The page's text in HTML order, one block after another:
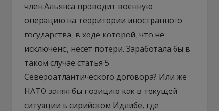
член Альянса проводит военную
операцию на территории иностранного
государства, в ходе которой, что не
исключено, несет потери. Заработала бы в
таком случае статья 5
Североатлантического договора? Или же
НАТО занял бы позицию как в текущей
ситуации в сирийском Идлибе, где